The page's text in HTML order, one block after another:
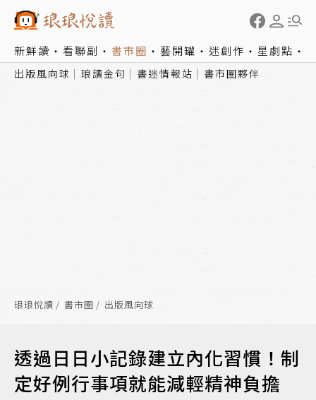
新鮮讀 看聯副 書市圈 藝開罐 迷創作 星劇點
出版風向球 琅讀金句 書迷情報站 書市圈夥伴
琅琅悅讀 書市圈 出版風向球
透過日日小記錄建立內化習慣！制
定好例行事項就能減輕精神負擔